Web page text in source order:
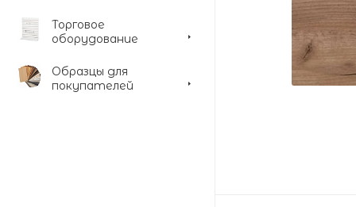
Торговое
оборудование
Образцы для
покупателей